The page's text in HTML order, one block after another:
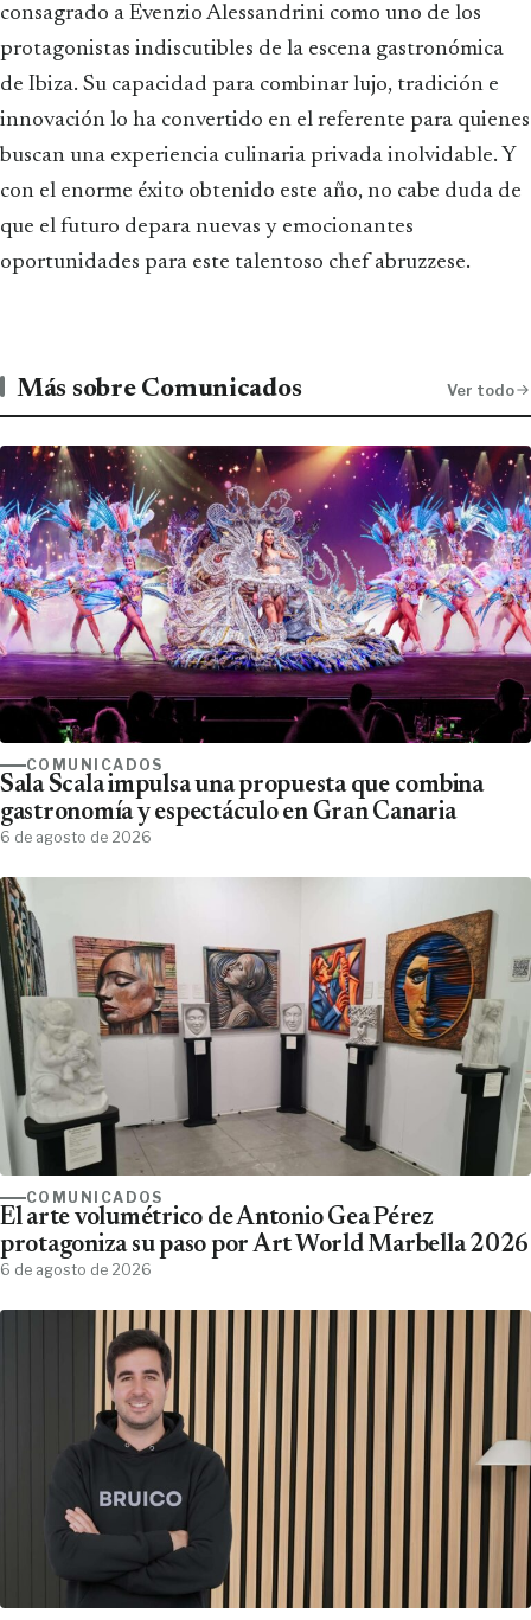
consagrado a Evenzio Alessandrini como uno de los
protagonistas indiscutibles de la escena gastronómica
de Ibiza. Su capacidad para combinar lujo, tradición e
innovación lo ha convertido en el referente para quienes
buscan una experiencia culinaria privada inolvidable. Y
con el enorme éxito obtenido este año, no cabe duda de
que el futuro depara nuevas y emocionantes
oportunidades para este talentoso chef abruzzese.
Más sobre Comunicados Ver todo
COMUNICADOS
Sala Scala impulsa una propuesta que combina
gastronomía y espectáculo en Gran Canaria
6 de agosto de 2026
COMUNICADOS
El arte volumétrico de Antonio Gea Pérez
protagoniza su paso por Art World Marbella 2026
6 de agosto de 2026